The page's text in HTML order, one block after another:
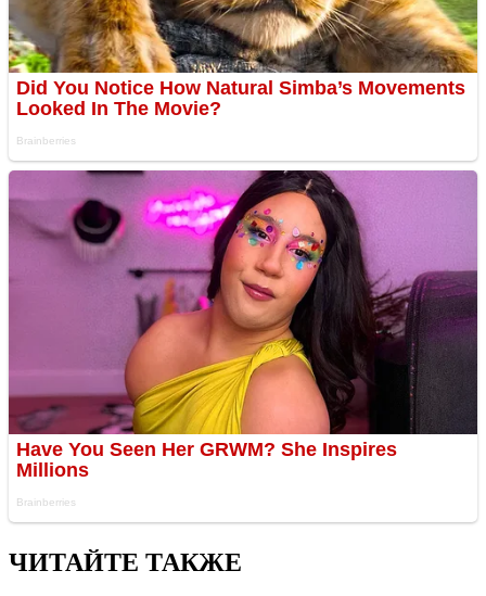
ЧИТАЙТЕ ТАКЖЕ